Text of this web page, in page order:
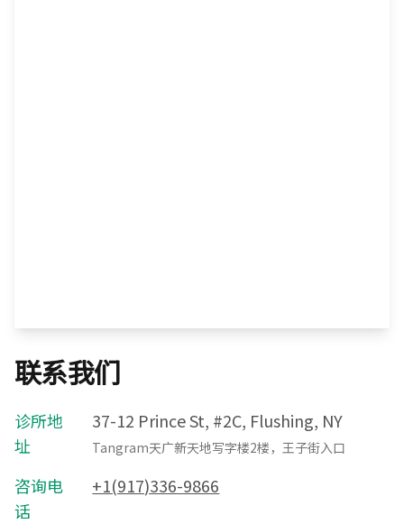
联系我们
诊所地
址
37-12 Prince St, #2C, Flushing, NY
Tangram天广新天地写字楼2楼，王子街入口
咨询电
话
+1(917)336-9866